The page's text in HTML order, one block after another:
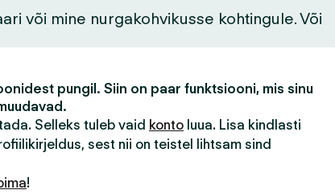
või mine nurgakohvikusse kohtingule. Või
pungil. Siin on paar funktsiooni, mis sinu
Selleks tuleb vaid konto luua. Lisa kindlasti
sest nii on teistel lihtsam sind
!